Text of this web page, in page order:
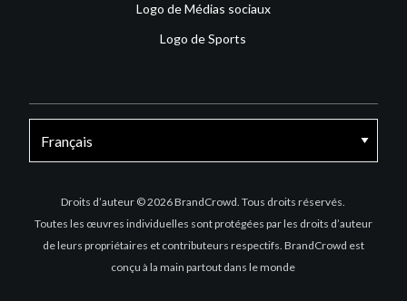
Logo de Médias sociaux
Logo de Sports
Droits d’auteur © 2026 BrandCrowd. Tous droits réservés.
Toutes les œuvres individuelles sont protégées par les droits d’auteur
de leurs propriétaires et contributeurs respectifs. BrandCrowd est
conçu à la main partout dans le monde